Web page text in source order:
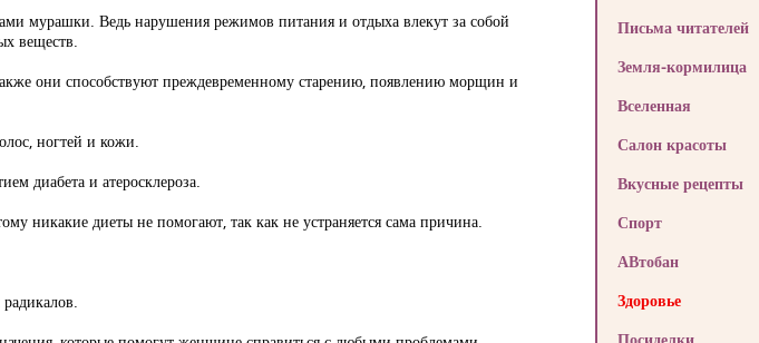
мурашки. Ведь нарушения режимов питания и отдыха влекут за собой
веществ.
они способствуют преждевременному старению, появлению морщин и
ногтей и кожи.
диабета и атеросклероза.
никакие диеты не помогают, так как не устраняется сама причина.
Письма читателей
Земля-кормилица
Вселенная
Салон красоты
Вкусные рецепты
Спорт
АВтобан
Здоровье